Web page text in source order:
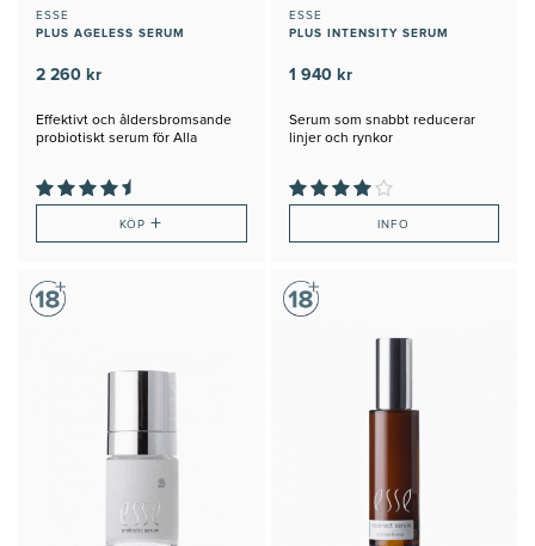
ESSE
PLUS AGELESS SERUM
2 260 kr
Effektivt och åldersbromsande
probiotiskt serum för Alla
KÖP+
ESSE
PLUS INTENSITY SERUM
1 940 kr
Serum som snabbt reducerar
linjer och rynkor
INFO